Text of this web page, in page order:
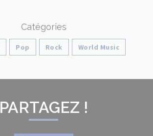
Catégories
Pop Rock World Music
PARTAGEZ !